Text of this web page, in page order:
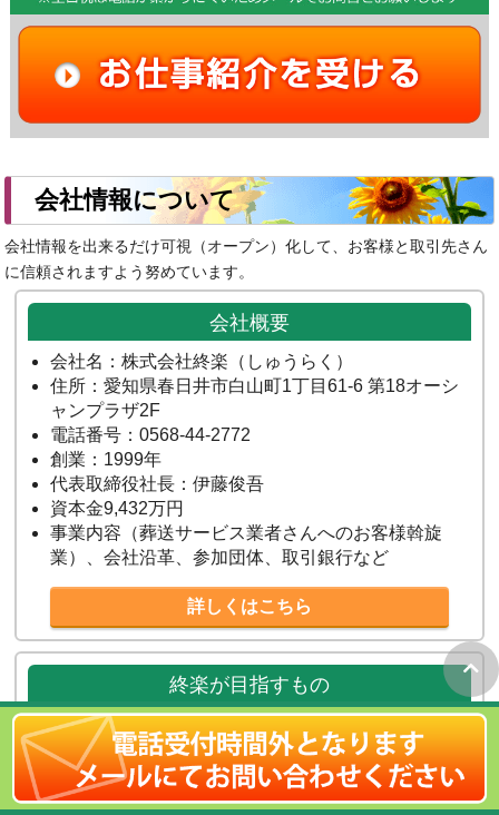
会社情報について
会社情報を出来るだけ可視（オープン）化して、お客様と取引先さん
に信頼されますよう努めています。
会社概要
会社名：株式会社終楽（しゅうらく）
住所：愛知県春日井市白山町1丁目61-6 第18オーシ
ャンプラザ2F
電話番号：0568-44-2772
創業：1999年
代表取締役社長：伊藤俊吾
資本金9,432万円
事業内容（葬送サービス業者さんへのお客様斡旋
業）、会社沿革、参加団体、取引銀行など
詳しくはこちら
終楽が目指すもの
地域で生活する地元の皆様と出身者様、地元のお寺さんなどの
メモリアル・サービス関係者さん、弊社（株式会社終楽）の
「三方よし（近江商人の心得）：売り手良し・買い手良し・世
間良し」となる共存共栄の地域社会構築を目指しています。